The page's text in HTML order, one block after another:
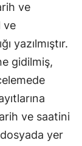
ve
ve
yazılmıştır.
gidilmiş,
ve saatini
dosyada yer